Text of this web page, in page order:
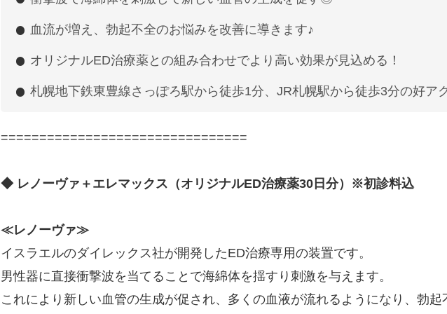
血流が増え、勃起不全のお悩みを改善に導きます♪
オリジナルED治療薬との組み合わせでより高い効果が見込める！
札幌地下鉄東豊線さっぽろ駅から徒歩1分、JR札幌駅から徒歩3分の好ア
================================
◆ レノーヴァ＋エレマックス（オリジナルED治療薬30日分）※初診料込
≪レノーヴァ≫
イスラエルのダイレックス社が開発したED治療専用の装置です。
男性器に直接衝撃波を当てることで海綿体を揺すり刺激を与えます。
これにより新しい血管の生成が促され、多くの血液が流れるようになり、勃起